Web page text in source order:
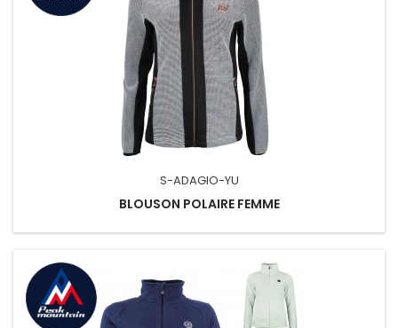
S-ADAGIO-YU
BLOUSON POLAIRE FEMME